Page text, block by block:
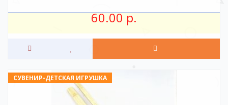
60.00 р.
СУВЕНИР-ДЕТСКАЯ ИГРУШКА